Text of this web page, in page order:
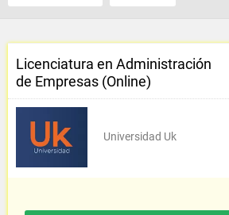
Licenciatura en Administración
de Empresas (Online)
Universidad Uk